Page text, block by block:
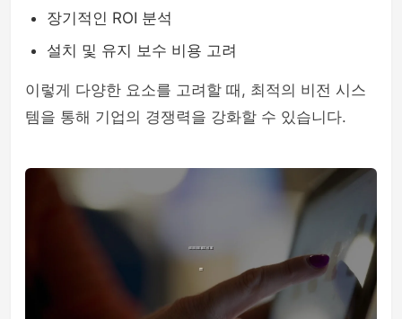
장기적인 ROI 분석
설치 및 유지 보수 비용 고려
이렇게 다양한 요소를 고려할 때, 최적의 비전 시스
템을 통해 기업의 경쟁력을 강화할 수 있습니다.